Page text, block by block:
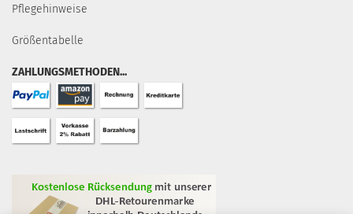
Pflegehinweise
Größentabelle
ZAHLUNGSMETHODEN...